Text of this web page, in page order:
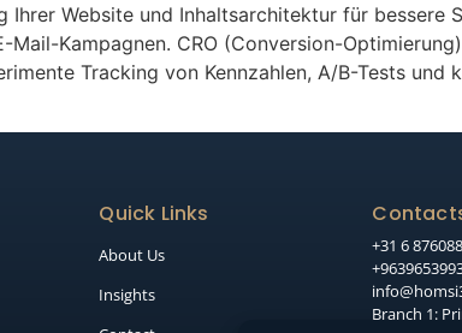
Website und Inhaltsarchitektur für bessere
Kampagnen. CRO (Conversion-
Tracking von Kennzahlen, A/B-Tests und
Quick Links
About Us
Insights
+31 6
Branch 1: